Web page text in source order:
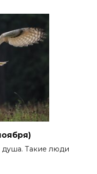
душа. Такие люди